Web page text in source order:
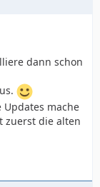
dann schon
Updates mache
zuerst die alten